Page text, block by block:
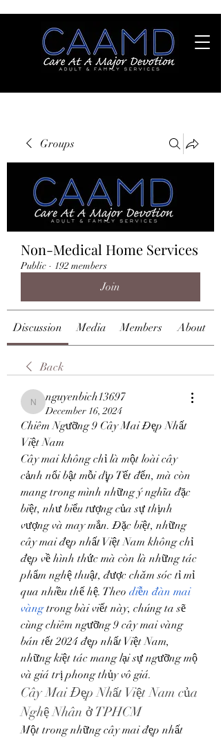
Groups
Non-Medical Home Services
Public · 192 members
Join
Discussion Media Members About
Back
nguyenbich13697
nguyenbich13697
December 16, 2024
Chiêm Ngưỡng 9 Cây Mai Đẹp Nhất
Việt Nam
Cây mai không chỉ là một loài cây
cảnh nổi bật mỗi dịp Tết đến, mà còn
mang trong mình những ý nghĩa đặc
biệt, như biểu tượng của sự thịnh
vượng và may mắn. Đặc biệt, những
cây mai đẹp nhất Việt Nam không chỉ
đẹp về hình thức mà còn là những tác
phẩm nghệ thuật, được chăm sóc tỉ mỉ
qua nhiều thế hệ. Theo diễn đàn mai
vàng trong bài viết này, chúng ta sẽ
cùng chiêm ngưỡng 9 cây mai vàng
bán tết 2024 đẹp nhất Việt Nam,
những kiệt tác mang lại sự ngưỡng mộ
và giá trị phong thủy vô giá.
Cây Mai Đẹp Nhất Việt Nam của
Nghệ Nhân ở TPHCM
Một trong những cây mai đẹp nhất